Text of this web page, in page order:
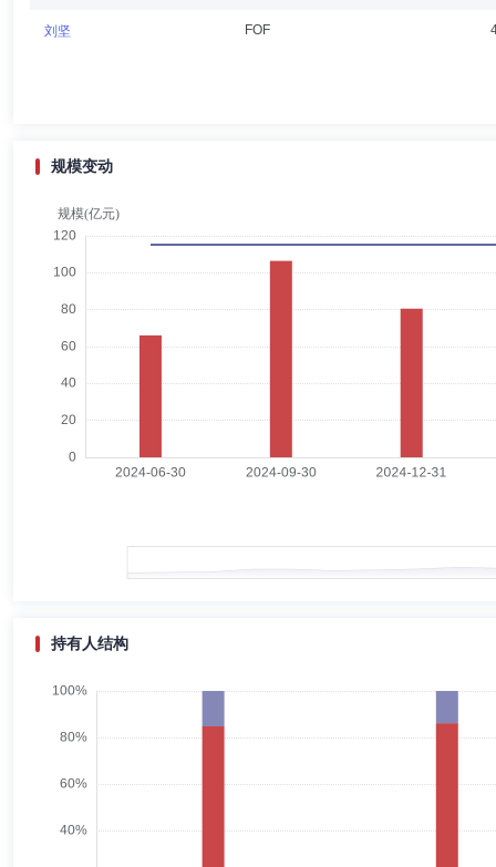
马毅
马毅先生：硕士研究生，曾任浙商证券自营执行董事，上投摩根基金、
任投资经理一职，主要负责专户产品投资的工作。自2014年3月起同时
滕大江
滕大江先生：督察长，中南大学工学学士。曾任广深铁路电务有限公司
金管理有限公司督查长。
副总经理,投资决策委员会成员 学历：硕士 任职
理，圆信永丰基金管理有限公司机构拓展部总监。2023年加入同泰基金
刘坚 FOF
规模变动
持有人结构